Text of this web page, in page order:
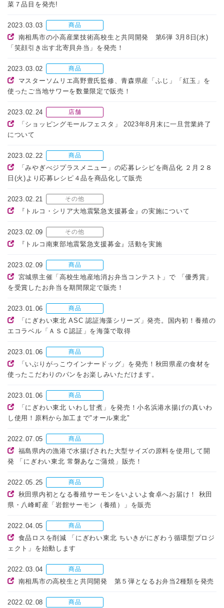
菜７品目を発売!
2023.03.03 商品
南相馬市の小高産業技術高校生と共同開発 第6弾 3月8日(水)
「笑顔引き出す北寄貝弁当」を発売！
2023.03.02 商品
マスターソムリエ高野豊氏監修、青森県産「ふじ」「紅玉」を
使ったご当地サワーを数量限定で販売！
2023.02.24 店舗
「ショッピングモールフェスタ」 2023年8月末に一旦営業終了
について
2023.02.22 商品
「みやぎべジプラスメニュー」の応募レシピを商品化 ２月２８
日(火)より応募レシピ４品を商品化して販売
2023.02.21 その他
『トルコ・シリア大地震緊急支援募金』の実施について
2023.02.09 その他
『トルコ南東部地震緊急支援募金』活動を実施
2023.02.09 商品
宮城県主催「高校生地産地消お弁当コンテスト」で 「優秀賞」
を受賞したお弁当を期間限定で販売！
2023.01.06 商品
「にぎわい東北 ASC 認証海藻シリーズ」発売。国内初！養殖の
エコラベル「ＡＳＣ認証」を海藻で取得
2023.01.06 商品
「いぶりがっこウインナードッグ」を発売！秋田県産の食材を
使ったこだわりのパンをお楽しみいただけます。
2023.01.06 商品
「にぎわい東北 いわし甘煮」を発売！小名浜港水揚げの真いわ
し使用！原料から加工まで"オール東北"
2022.07.05 商品
福島県内の漁港で水揚げされた大型サイズの原料を使用して開
発 「にぎわい東北 常磐あなご蒲焼」販売！
2022.05.25 商品
秋田県内初となる養殖サーモンをいよいよ食卓へお届け！ 秋田
県・八峰町産「岩館サーモン（養殖）」を販売
2022.04.05 商品
食品ロスを削減 「にぎわい東北 ちいきがにぎわう循環型プロジ
ェクト」を始動します
2022.03.04 商品
南相馬市の高校生と共同開発 第５弾となるお弁当2種類を発売
2022.02.08 商品